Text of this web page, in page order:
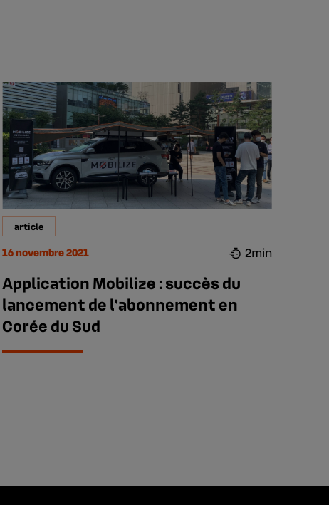
article
16 novembre 2021 2min
Application Mobilize : succès du
lancement de l'abonnement en
Corée du Sud